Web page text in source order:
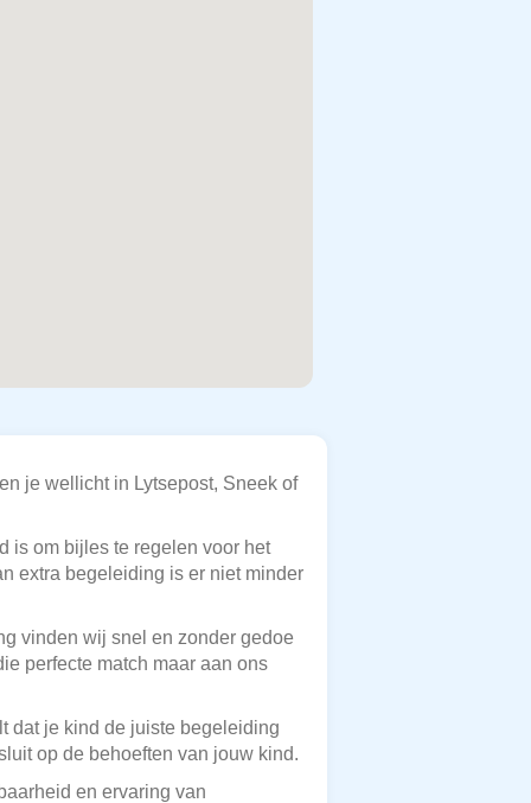
je wellicht in Lytsepost, Sneek of
is om bijles te regelen voor het
extra begeleiding is er niet minder
vinden wij snel en zonder gedoe
perfecte match maar aan ons
dat je kind de juiste begeleiding
op de behoeften van jouw kind.
en ervaring van